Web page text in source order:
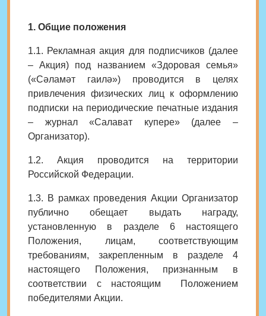
1. Общие положения
1.1. Рекламная акция для подписчиков (далее
– Акция) под названием «Здоровая семья»
(«Сәламәт гаилә») проводится в целях
привлечения физических лиц к оформлению
подписки на периодические печатные издания
– журнал «Салават купере» (далее
–
Организатор).
1.2. Акция проводится на территории
Российской Федерации.
1.3. В рамках проведения Акции Организатор
публично обещает выдать награду,
установленную в разделе 6 настоящего
Положения, лицам, соответствующим
требованиям, закрепленным в разделе 4
настоящего Положения, признанным в
соответствии с настоящим Положением
победителями Акции.